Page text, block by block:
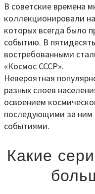
В советские времена
коллекционировали
которых всегда было
событию. В
востребованными
«Космос СССР».
Невероятная
разных слоев
освоением
последующими за ним
событиями.
Какие